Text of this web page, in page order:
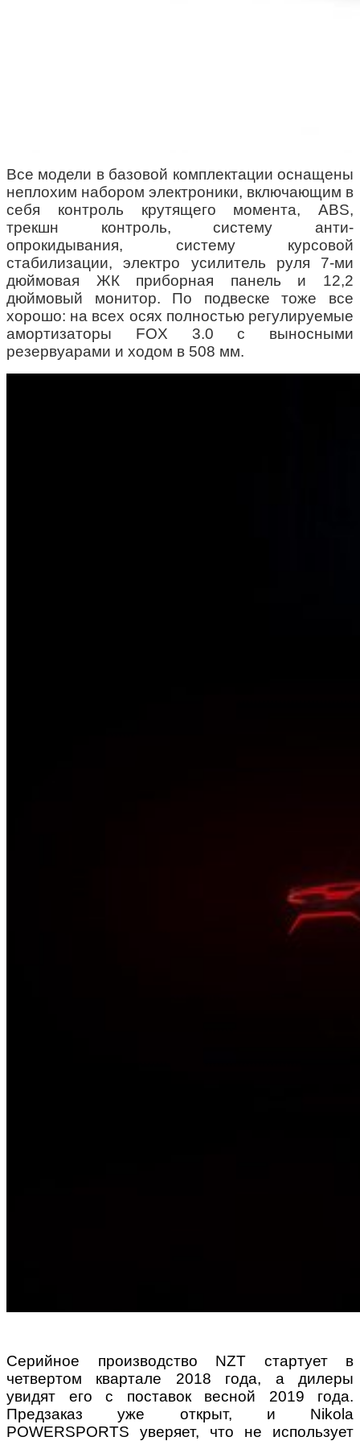
Все модели в базовой комплектации оснащены
неплохим набором электроники, включающим в
себя контроль крутящего момента, ABS,
трекшн контроль, систему анти-
опрокидывания, систему курсовой
стабилизации, электро усилитель руля 7-ми
дюймовая ЖК приборная панель и 12,2
дюймовый монитор. По подвеске тоже все
хорошо: на всех осях полностью регулируемые
амортизаторы FOX 3.0 с выносными
резервуарами и ходом в 508 мм.
Серийное производство NZT стартует в
четвертом квартале 2018 года, а дилеры
увидят его с поставок весной 2019 года.
Предзаказ уже открыт, и Nikola
POWERSPORTS уверяет, что не использует